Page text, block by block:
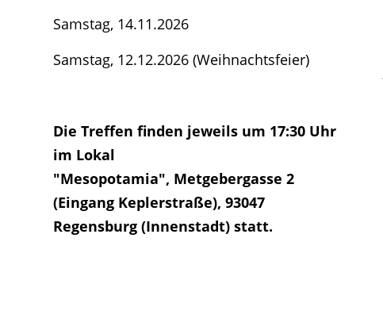
Samstag, 14.11.2026
Samstag, 12.12.2026 (Weihnachtsfeier)
Die Treffen finden jeweils um 17:30 Uhr
im Lokal
"Mesopotamia", Metgebergasse 2
(Eingang Keplerstraße), 93047
Regensburg (Innenstadt) statt.